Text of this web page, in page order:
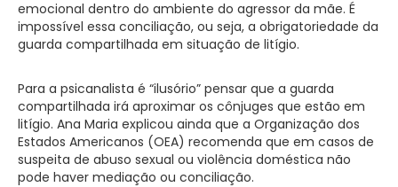
emocional dentro do ambiente do agressor da mãe. É
impossível essa conciliação, ou seja, a obrigatoriedade da
guarda compartilhada em situação de litígio.
Para a psicanalista é “ilusório” pensar que a guarda
compartilhada irá aproximar os cônjuges que estão em
litígio. Ana Maria explicou ainda que a Organização dos
Estados Americanos (OEA) recomenda que em casos de
suspeita de abuso sexual ou violência doméstica não
pode haver mediação ou conciliação.